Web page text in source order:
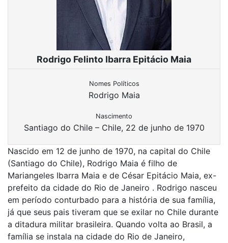
Nascido em 12 de junho de 1970, na capital do Chile
(Santiago do Chile), Rodrigo Maia é filho de
Mariangeles Ibarra Maia e de César Epitácio Maia, ex-
prefeito da cidade do Rio de Janeiro . Rodrigo nasceu
em período conturbado para a história de sua família,
já que seus pais tiveram que se exilar no Chile durante
a ditadura militar brasileira. Quando volta ao Brasil, a
família se instala na cidade do Rio de Janeiro,
Rodrigo Felinto Ibarra Epitácio Maia
Nomes Políticos
Rodrigo Maia
Nascimento
Santiago do Chile – Chile, 22 de junho de 1970